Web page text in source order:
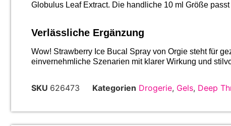
Globulus Leaf Extract. Die handliche 10 ml Größe
Verlässliche Ergänzung
Wow! Strawberry Ice Bucal Spray von Orgie steht für
einvernehmliche Szenarien mit klarer Wirkung und
SKU 626473 Kategorien Drogerie, Gels, Deep